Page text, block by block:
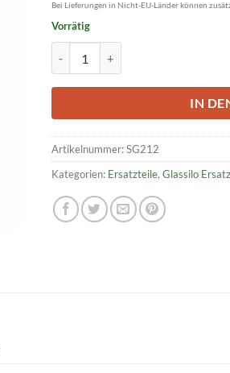
Bei Lieferungen in Nicht-EU-Länder können
Vorrätig
IN
Artikelnummer:SG212
Kategorien: Ersatzteile, Glassilo